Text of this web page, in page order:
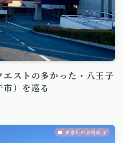
エストの多かった・八王子
）を巡る
東京都の斎場紹介